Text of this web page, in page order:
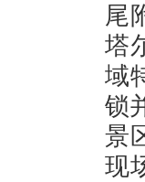
尾
塔
域
锁
景
现